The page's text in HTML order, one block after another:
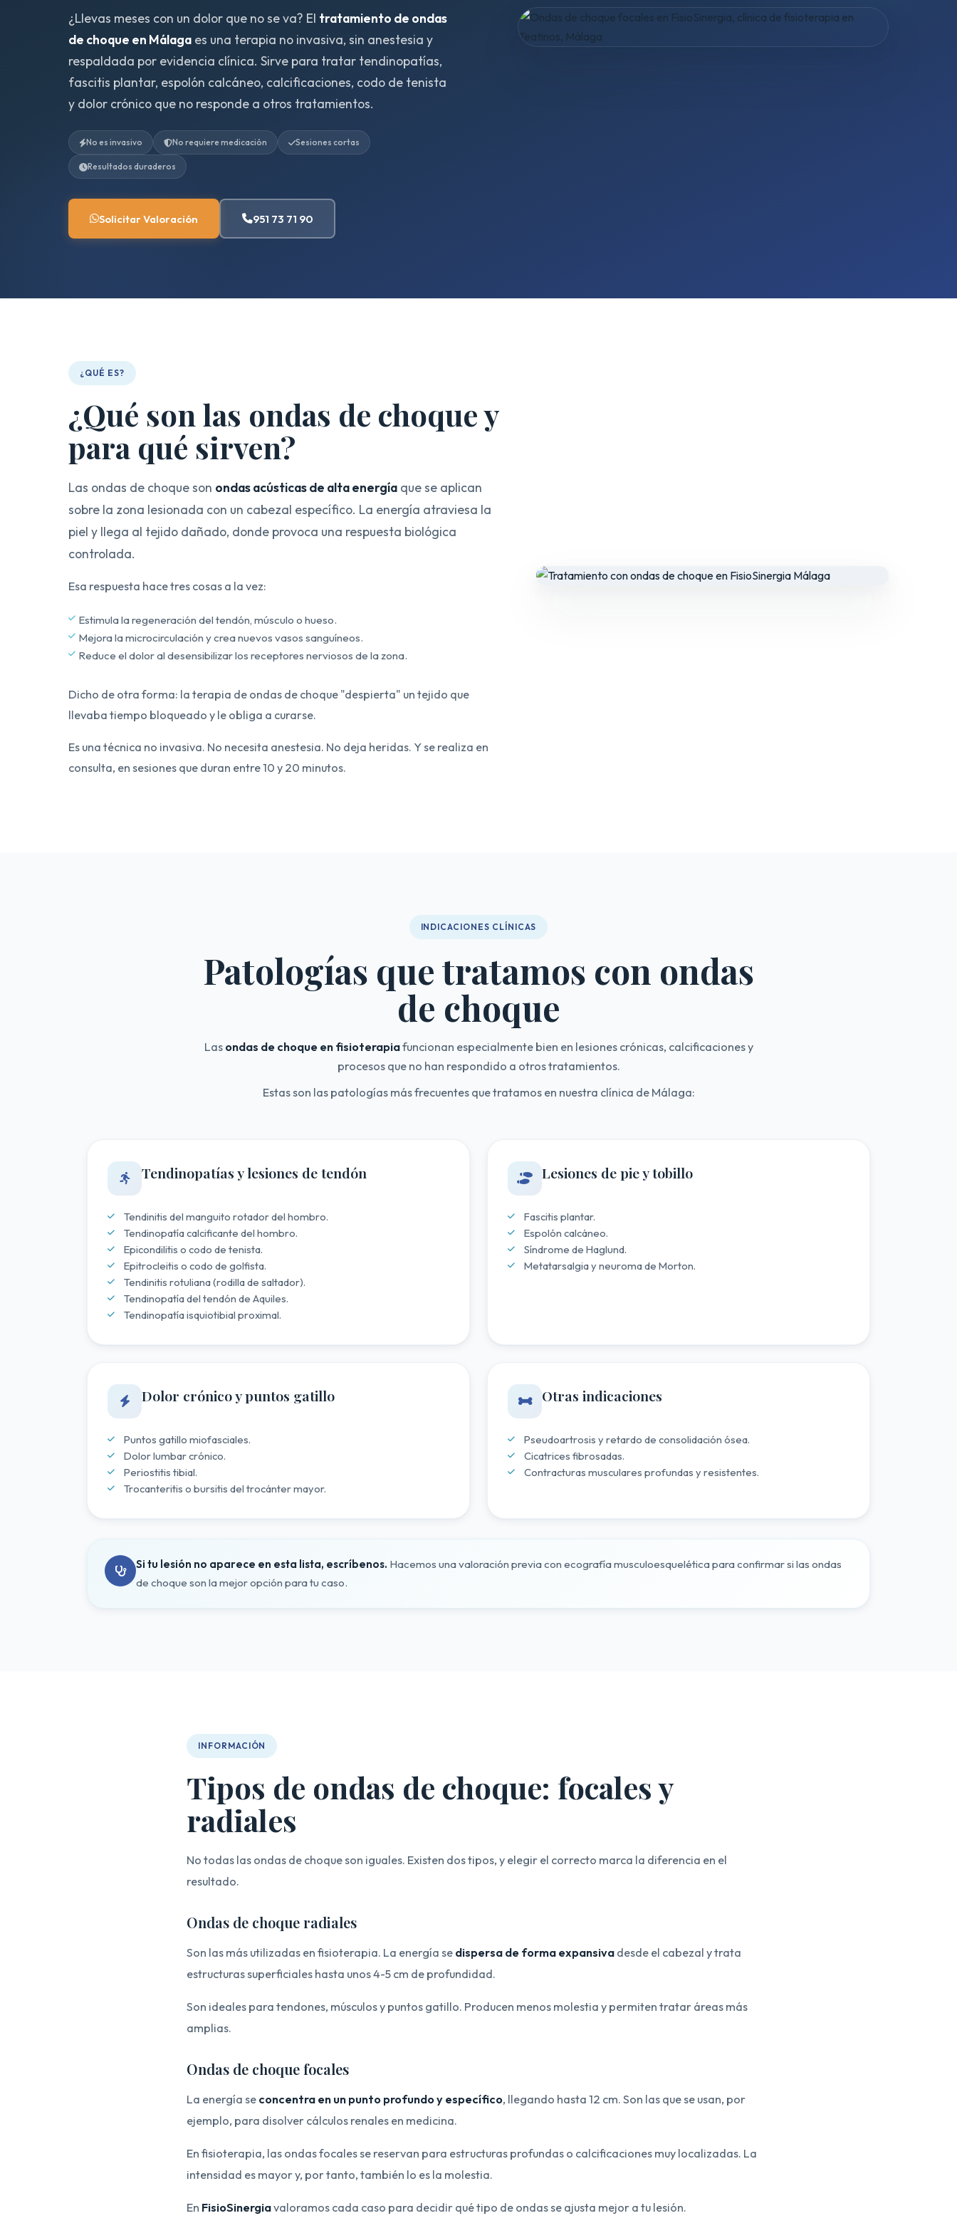
¿Llevas meses con un dolor que no se va? El tratamiento de ondas
de choque en Málaga es una terapia no invasiva, sin anestesia y
respaldada por evidencia clínica. Sirve para tratar tendinopatías,
fascitis plantar, espolón calcáneo, calcificaciones, codo de tenista
y dolor crónico que no responde a otros tratamientos.
No es invasivo No requiere medicación Sesiones cortas
Resultados duraderos
Solicitar Valoración 951 73 71 90
¿QUÉ ES?
¿Qué son las ondas de choque y
para qué sirven?
Las ondas de choque son ondas acústicas de alta energía que se aplican
sobre la zona lesionada con un cabezal específico. La energía atraviesa la
piel y llega al tejido dañado, donde provoca una respuesta biológica
controlada.
Esa respuesta hace tres cosas a la vez:
Estimula la regeneración del tendón, músculo o hueso.
Mejora la microcirculación y crea nuevos vasos sanguíneos.
Reduce el dolor al desensibilizar los receptores nerviosos de la zona.
Dicho de otra forma: la terapia de ondas de choque "despierta" un tejido que
llevaba tiempo bloqueado y le obliga a curarse.
Es una técnica no invasiva. No necesita anestesia. No deja heridas. Y se realiza en
consulta, en sesiones que duran entre 10 y 20 minutos.
INDICACIONES CLÍNICAS
Patologías que tratamos con ondas
de choque
Las ondas de choque en fisioterapiafuncionan especialmente bien en lesiones crónicas, calcificaciones y
procesos que no han respondido a otros tratamientos.
Estas son las patologías más frecuentes que tratamos en nuestra clínica de Málaga:
Tendinopatías y lesiones de tendón
Tendinitis del manguito rotador del hombro.
Tendinopatía calcificante del hombro.
Epicondilitis o codo de tenista.
Epitrocleitis o codo de golfista.
Tendinitis rotuliana (rodilla de saltador).
Tendinopatía del tendón de Aquiles.
Tendinopatía isquiotibial proximal.
Lesiones de pie y tobillo
Fascitis plantar.
Espolón calcáneo.
Síndrome de Haglund.
Metatarsalgia y neuroma de Morton.
Dolor crónico y puntos gatillo
Puntos gatillo miofasciales.
Dolor lumbar crónico.
Periostitis tibial.
Trocanteritis o bursitis del trocánter mayor.
Otras indicaciones
Pseudoartrosis y retardo de consolidación ósea.
Cicatrices fibrosadas.
Contracturas musculares profundas y resistentes.
Si tu lesión no aparece en esta lista, escríbenos. Hacemos una valoración previa con ecografía musculoesquelética para confirmar si las ondas
de choque son la mejor opción para tu caso.
INFORMACIÓN
Tipos de ondas de choque: focales y
radiales
No todas las ondas de choque son iguales. Existen dos tipos, y elegir el correcto marca la diferencia en el
resultado.
Ondas de choque radiales
Son las más utilizadas en fisioterapia. La energía se dispersa de forma expansiva desde el cabezal y trata
estructuras superficiales hasta unos 4-5 cm de profundidad.
Son ideales para tendones, músculos y puntos gatillo. Producen menos molestia y permiten tratar áreas más
amplias.
Ondas de choque focales
La energía se concentra en un punto profundo y específico, llegando hasta 12 cm. Son las que se usan, por
ejemplo, para disolver cálculos renales en medicina.
En fisioterapia, las ondas focales se reservan para estructuras profundas o calcificaciones muy localizadas. La
intensidad es mayor y, por tanto, también lo es la molestia.
En FisioSinergiavaloramos cada caso para decidir qué tipo de ondas se ajusta mejor a tu lesión.